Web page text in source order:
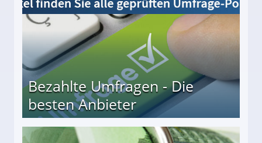
Bezahlte Umfragen - Die
besten Anbieter